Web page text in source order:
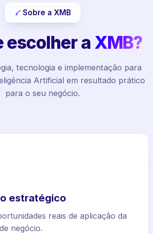
Sobre a XMB
escolher a XMB?
tecnologia e implementação para
Artificial em resultado prático
para o seu negócio.
estratégico
reais de aplicação da
negócio.